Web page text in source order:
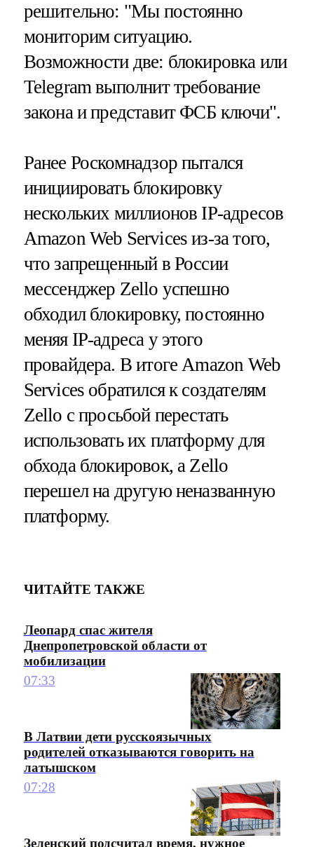
решительно: "Мы постоянно
мониторим ситуацию.
Возможности две: блокировка или
Telegram выполнит требование
закона и представит ФСБ ключи".
Ранее Роскомнадзор пытался
инициировать блокировку
нескольких миллионов IP-адресов
Amazon Web Services из-за того,
что запрещенный в России
мессенджер Zello успешно
обходил блокировку, постоянно
меняя IP-адреса у этого
провайдера. В итоге Amazon Web
Services обратился к создателям
Zello с просьбой перестать
использовать их платформу для
обхода блокировок, а Zello
перешел на другую неназванную
платформу.
ЧИТАЙТЕ ТАКЖЕ
Леопард спас жителя
Днепропетровской области от
мобилизации
07:33
В Латвии дети русскоязычных
родителей отказываются говорить на
латышском
07:28
Зеленский подсчитал время, нужное